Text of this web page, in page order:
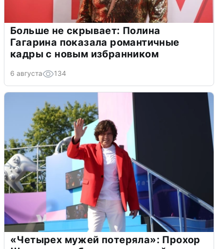
Больше не скрывает: Полина
Гагарина показала романтичные
кадры с новым избранником
6 августа 134
«Четырех мужей потеряла»: Прохор